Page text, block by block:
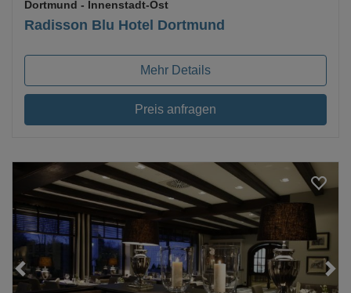
Radisson Blu Hotel Dortmund
Dortmund - Innenstadt-Ost
Mehr Details
Preis anfragen
Loading...